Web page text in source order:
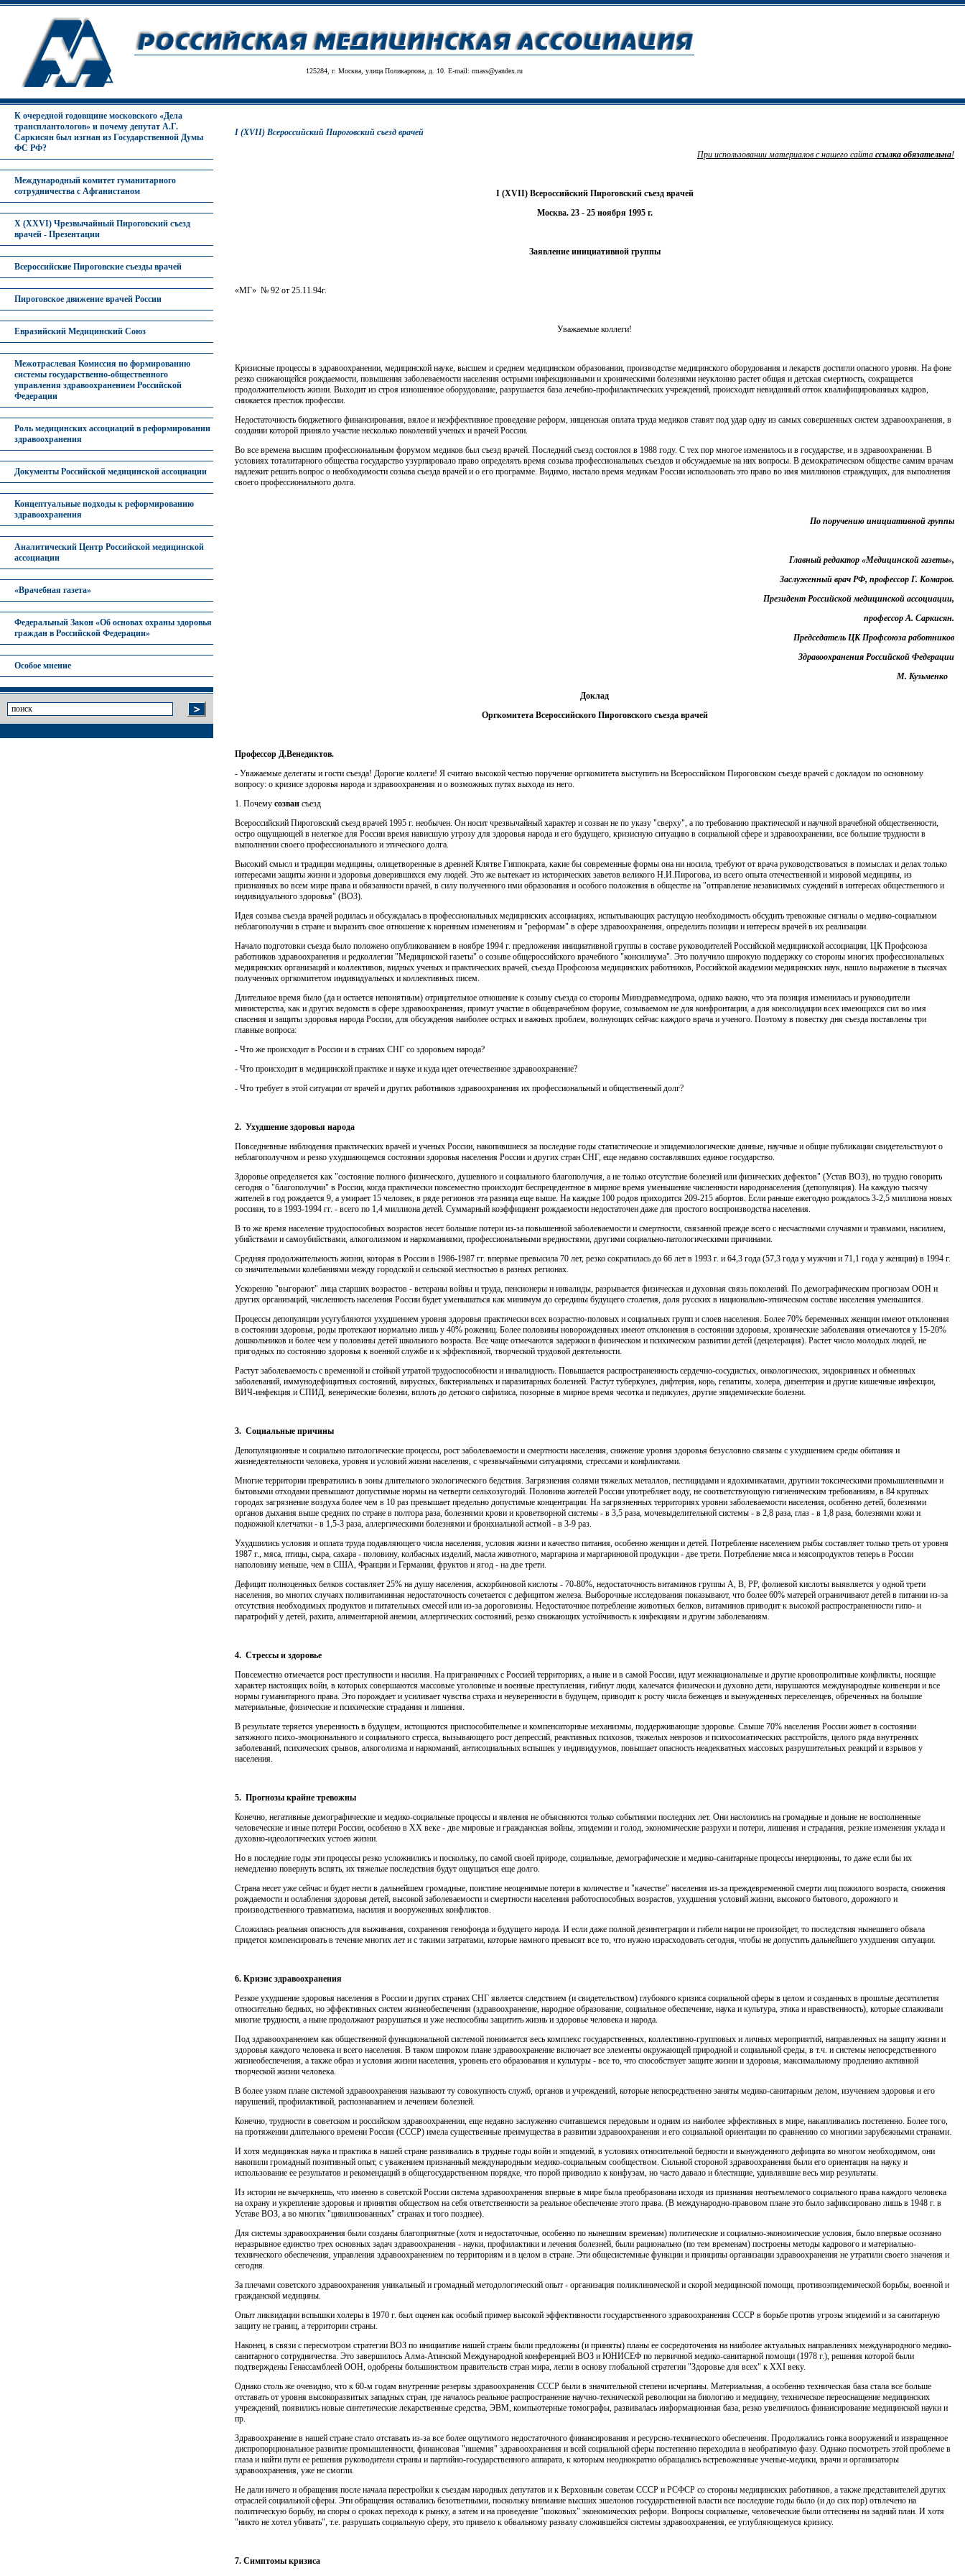
125284, г. Москва, улица Поликарпова, д. 10. E-mail: rmass@yandex.ru
К очередной годовщине московского «Дела
трансплантологов» и почему депутат А.Г.
Саркисян был изгнан из Государственной Думы
ФС РФ?
Международный комитет гуманитарного
сотрудничества с Афганистаном
X (XXVI) Чрезвычайный Пироговский съезд
врачей - Презентации
Всероссийские Пироговские съезды врачей
Пироговское движение врачей России
Евразийский Медицинский Союз
Межотраслевая Комиссия по формированию
системы государственно-общественного
управления здравоохранением Российской
Федерации
Роль медицинских ассоциаций в реформировании
здравоохранения
Документы Российской медицинской ассоциации
Концептуальные подходы к реформированию
здравоохранения
Аналитический Центр Российской медицинской
ассоциации
«Врачебная газета»
Федеральный Закон «Об основах охраны здоровья
граждан в Российской Федерации»
Особое мнение
I (XVII) Всероссийский Пироговский съезд врачей
При использовании материалов с нашего сайта ссылка обязательна!
I(XVII) Всероссийский Пироговский съезд врачей
Москва. 23 - 25 ноября 1995 г.
Заявление инициативной группы
«МГ» № 92 от 25.11.94г.
Уважаемые коллеги!
Кризисные процессы в здравоохранении, медицинской науке, высшем и среднем медицинском образовании, производстве медицинского оборудования и лекарств достигли опасного уровня. На фоне
резко снижающейся рождаемости, повышения заболеваемости населения острыми инфекционными и хроническими болезнями неуклонно растет общая и детская смертность, сокращается
продолжительность жизни. Выходит из строя изношенное оборудование, разрушается база лечебно-профилактических учреждений, происходит невиданный отток квалифицированных кадров,
снижается престиж профессии.
Недостаточность бюджетного финансирования, вялое и неэффективное проведение реформ, нищенская оплата труда медиков ставят под удар одну из самых совершенных систем здравоохранения, в
создании которой приняло участие несколько поколений ученых и врачей России.
Во все времена высшим профессиональным форумом медиков был съезд врачей. Последний съезд состоялся в 1988 году. С тех пор многое изменилось и в государстве, и в здравоохранении. В
условиях тоталитарного общества государство узурпировало право определять время созыва профессиональных съездов и обсуждаемые на них вопросы. В демократическом обществе самим врачам
надлежит решить вопрос о необходимости созыва съезда врачей и о его программе. Видимо, настало время медикам России использовать это право во имя миллионов страждущих, для выполнения
своего профессионального долга.
По поручению инициативной группы
Главный редактор «Медицинской газеты»,
Заслуженный врач РФ, профессор Г. Комаров.
Президент Российской медицинской ассоциации,
профессор А. Саркисян.
Председатель ЦК Профсоюза работников
Здравоохранения Российской Федерации
М. Кузьменко
Доклад
Оргкомитета Всероссийского Пироговского съезда врачей
Профессор Д.Венедиктов.
- Уважаемые делегаты и гости съезда! Дорогие коллеги! Я считаю высокой честью поручение оргкомитета выступить на Всероссийском Пироговском съезде врачей с док­ладом по основному
вопросу: о кризисе здоровья народа и здравоохранения и о возмож­ных путях выхода из него.
1. Почему созван съезд
Всероссийский Пироговский съезд врачей 1995 г. необычен. Он носит чрезвычайный характер и созван не по указу "сверху", а по требованию практической и научной вра­чебной общественности,
остро ощущающей в нелегкое для России время нависшую уг­розу для здоровья народа и его будущего, кризисную ситуацию в социальной сфере и здравоохранении, все большие трудности в
выполнении своего профессионального и этического долга.
Высокий смысл и традиции медицины, олицетворенные в древней Клятве Гиппокра­та, какие бы современные формы она ни носила, требуют от врача руководствоваться в помыслах и делах только
интересами защиты жизни и здоровья доверившихся ему людей. Это же вытекает из исторических заветов великого Н.И.Пирогова, из всего опыта отечественной и мировой медицины, из
признанных во всем мире права и обязанности врачей, в силу полученного ими образования и особого положения в обществе на "от­правление независимых суждений в интересах общественного и
индивидуального здоро­вья" (ВОЗ).
Идея созыва съезда врачей родилась и обсуждалась в профессиональных медицинских ассоциациях, испытывающих растущую необходимость обсудить тревожные сигналы о медико-социальном
неблагополучии в стране и выразить свое отношение к коренным изменениям и "реформам" в сфере здравоохранения, определить позиции и интересы врачей в их реализации.
Начало подготовки съезда было положено опубликованием в ноябре 1994 г. предложе­ния инициативной группы в составе руководителей Российской медицинской ассоциа­ции, ЦК Профсоюза
работников здравоохранения и редколлегии "Медицинской газе­ты" о созыве общероссийского врачебного "консилиума". Это получило широкую под­держку со стороны многих профессиональных
медицинских организаций и коллективов, видных ученых и практических врачей, съезда Профсоюза медицинских работников, Рос­сийской академии медицинских наук, нашло выражение в тысячах
полученных оргкоми­тетом индивидуальных и коллективных писем.
Длительное время было (да и остается непонятным) отрицательное отношение к со­зыву съезда со стороны Минздравмедпрома, однако важно, что эта позиция изменилась и руководители
министерства, как и других ведомств в сфере здравоохранения, примут участие в общеврачебном форуме, созываемом не для конфронтации, а для консолида­ции всех имеющихся сил во имя
спасения и защиты здоровья народа России, для обсуж­дения наиболее острых и важных проблем, волнующих сейчас каждого врача и ученого. Поэтому в повестку дня съезда поставлены три
главные вопроса:
- Что же происходит в России и в странах СНГ со здоровьем народа?
- Что происходит в медицинской практике и науке и куда идет отечественное здраво­охранение?
- Что требует в этой ситуации от врачей и других работников здравоохранения их профессиональный и общественный долг?
2. Ухудшение здоровья народа
Повседневные наблюдения практических врачей и ученых России, накопившиеся за последние годы статистические и эпидемиологические данные, научные и общие публи­кации свидетельствуют о
неблагополучном и резко ухудшающемся состоянии здоровья населения России и других стран СНГ, еще недавно составлявших единое государство.
Здоровье определяется как "состояние полного физического, душевного и социально­го благополучия, а не только отсутствие болезней или физических дефектов" (Устав ВОЗ), но трудно говорить
сегодня о "благополучии" в России, когда практически повсеместно происходит беспрецедентное в мирное время уменьшение численности народонаселения (депопуляция). На каждую тысячу
жителей в год рождается 9, а умирает 15 человек, в ряде регионов эта разница еще выше. На каждые 100 родов приходится 209-215 абортов. Если раньше ежегодно рождалось 3-2,5 миллиона новых
россиян, то в 1993-1994 гг. - всего по 1,4 миллиона детей. Суммарный коэффициент рождаемости недостаточен даже для про­стого воспроизводства населения.
В то же время население трудоспособных возрастов несет большие потери из-за повы­шенной заболеваемости и смертности, связанной прежде всего с несчастными случаями и травмами, насилием,
убийствами и самоубийствами, алкоголизмом и наркоманиями, профессиональными вредностями, другими социально-патологическими причинами.
Средняя продолжительность жизни, которая в России в 1986-1987 гг. впервые превы­сила 70 лет, резко сократилась до 66 лет в 1993 г. и 64,3 года (57,3 года у мужчин и 71,1 года у женщин) в 1994 г.
со значительными колебаниями между городской и сельской местностью в разных регионах.
Ускоренно "выгорают" лица старших возрастов - ветераны войны и труда, пенсионе­ры и инвалиды, разрывается физическая и духовная связь поколений. По демографичес­ким прогнозам ООН и
других организаций, численность населения России будет умень­шаться как минимум до середины будущего столетия, доля русских в национально-этническом составе населения уменьшится.
Процессы депопуляции усугубляются ухудшением уровня здоровья практически всех возрастно-половых и социальных групп и слоев населения. Более 70% беременных жен­щин имеют отклонения
в состоянии здоровья, роды протекают нормально лишь у 40% рожениц. Более половины новорожденных имеют отклонения в состоянии здоровья, хро­нические заболевания отмечаются у 15-20%
дошкольников и более чем у половины детей школьного возраста. Все чаще отмечаются задержки в физическом и психическом разви­тии детей (децелерация). Растет число молодых людей, не
пригодных по состоянию здоро­вья к военной службе и к эффективной, творческой трудовой деятельности.
Растут заболеваемость с временной и стойкой утратой трудоспособности и инвалид­ность. Повышается распространенность сердечно-сосудистых, онкологических, эндок­ринных и обменных
заболеваний, иммунодефицитных состояний, вирусных, бактери­альных и паразитарных болезней. Растут туберкулез, дифтерия, корь, гепатиты, холера, дизентерия и другие кишечные инфекции,
ВИЧ-инфекция и СПИД, венерические бо­лезни, вплоть до детского сифилиса, позорные в мирное время чесотка и педикулез, другие эпидемические болезни.
3. Социальные причины
Депопуляционные и социально патологические процессы, рост заболеваемости и смер­тности населения, снижение уровня здоровья безусловно связаны с ухудшением среды обитания и
жизнедеятельности человека, уровня и условий жизни населения, с чрезвычайными ситуациями, стрессами и конфликтами.
Многие территории превратились в зоны длительного экологического бедствия. Заг­рязнения солями тяжелых металлов, пестицидами и ядохимикатами, другими токсичес­кими промышленными и
бытовыми отходами превышают допустимые нормы на четвер­ти сельхозугодий. Половина жителей России употребляет воду, не соответствующую ги­гиеническим требованиям, в 84 крупных
городах загрязнение воздуха более чем в 10 раз превышает предельно допустимые концентрации. На загрязненных территориях уровни заболеваемости населения, особенно детей, болезнями
органов дыхания выше средних по стране в полтора раза, болезнями крови и кроветворной системы - в 3,5 раза, мочевыделительной системы - в 2,8 раза, глаз - в 1,8 раза, болезнями кожи и
подкожной клет­чатки - в 1,5-3 раза, аллергическими болезнями и бронхиальной астмой - в 3-9 раз.
Ухудшились условия и оплата труда подавляющего числа населения, условия жизни и качество питания, особенно женщин и детей. Потребление населением рыбы составляет только треть от уровня
1987 г., мяса, птицы, сыра, сахара - половину, колбасных изде­лий, масла животного, маргарина и маргариновой продукции - две трети. Потребление мяса и мясопродуктов теперь в России
наполовину меньше, чем в США, Франции и Германии, фруктов и ягод - на две трети.
Дефицит полноценных белков составляет 25% на душу населения, аскорбиновой кис­лоты - 70-80%, недостаточность витаминов группы А, В, РР, фолиевой кислоты выявля­ется у одной трети
населения, во многих случаях поливитаминная недостаточность соче­тается с дефицитом железа. Выборочные исследования показывают, что более 60% мате­рей ограничивают детей в питании из-за
отсутствия необходимых продуктов и питатель­ных смесей или из-за дороговизны. Недостаточное потребление животных белков, вита­минов приводит к высокой распространенности гипо- и
паратрофий у детей, рахита, алиментарной анемии, аллергических состояний, резко снижающих устойчивость к ин­фекциям и другим заболеваниям.
4. Стрессы и здоровье
Повсеместно отмечается рост преступности и насилия. На приграничных с Россией территориях, а ныне и в самой России, идут межнациональные и другие кровопролитные конфликты, носящие
характер настоящих войн, в которых совершаются массовые уго­ловные и военные преступления, гибнут люди, калечатся физически и духовно дети, нарушаются международные конвенции и все
нормы гуманитарного права. Это порожда­ет и усиливает чувства страха и неуверенности в будущем, приводит к росту числа бежен­цев и вынужденных переселенцев, обреченных на большие
материальные, физические и психические страдания и лишения.
В результате теряется уверенность в будущем, истощаются приспособительные и ком­пенсаторные механизмы, поддерживающие здоровье. Свыше 70% населения России жи­вет в состоянии
затяжного психо-эмоционального и социального стресса, вызывающего рост депрессий, реактивных психозов, тяжелых неврозов и психосоматических расстройств, целого ряда внутренних
заболеваний, психических срывов, алкоголизма и наркоманий, антисоциальных вспышек у индивидуумов, повышает опасность неадекватных массовых разрушительных реакций и взрывов у
населения.
5. Прогнозы крайне тревожны
Конечно, негативные демографические и медико-социальные процессы и явления не объясняются только событиями последних лет. Они наслоились на громадные и доныне не восполненные
человеческие и иные потери России, особенно в XX веке - две мировые и гражданская войны, эпидемии и голод, экономические разрухи и потери, лишения и страдания, резкие изменения уклада и
духовно-идеологических устоев жизни.
Но в последние годы эти процессы резко усложнились и поскольку, по самой своей природе, социальные, демографические и медико-санитарные процессы инерционны, то даже если бы их
немедленно повернуть вспять, их тяжелые последствия будут ощущаться еще долго.
Страна несет уже сейчас и будет нести в дальнейшем громадные, поистине неоцени­мые потери в количестве и "качестве" населения из-за преждевременной смерти лиц пожилого возраста, снижения
рождаемости и ослабления здоровья детей, высокой забо­леваемости и смертности населения работоспособных возрастов, ухудшения условий жизни, высокого бытового, дорожного и
производственного травматизма, насилия и вооружен­ных конфликтов.
Сложилась реальная опасность для выживания, сохранения генофонда и будущего народа. И если даже полной дезинтеграции и гибели нации не произойдет, то последствия нынешнего обвала
придется компенсировать в течение многих лет и с такими затратами, которые намного превысят все то, что нужно израсходовать сегодня, чтобы не допус­тить дальнейшего ухудшения ситуации.
6. Кризис здравоохранения
Резкое ухудшение здоровья населения в России и других странах СНГ является след­ствием (и свидетельством) глубокого кризиса социальной сферы в целом и созданных в прошлые десятилетия
относительно бедных, но эффективных систем жизнеобеспечения (здравоохранение, народное образование, социальное обеспечение, наука и культура, этика и нравственность), которые сглаживали
многие трудности, а ныне продолжают разрушаться и уже неспособны защитить жизнь и здоровье человека и народа.
Под здравоохранением как общественной функциональной системой понимается весь комплекс государственных, коллективно-групповых и личных мероприятий, направ­ленных на защиту жизни и
здоровья каждого человека и всего населения. В таком широ­ком плане здравоохранение включает все элементы окружающей природной и социаль­ной среды, в т.ч. и системы непосредственного
жизнеобеспечения, а также образ и усло­вия жизни населения, уровень его образования и культуры - все то, что способствует защите жизни и здоровья, максимальному продлению активной
творческой жизни чело­века.
В более узком плане системой здравоохранения называют ту совокупность служб, органов и учреждений, которые непосредственно заняты медико-санитарным делом, изу­чением здоровья и его
нарушений, профилактикой, распознаванием и лечением болез­ней.
Конечно, трудности в советском и российском здравоохранении, еще недавно заслу­женно считавшемся передовым и одним из наиболее эффективных в мире, накаплива­лись постепенно. Более того,
на протяжении длительного времени Россия (СССР) имела существенные преимущества в развитии здравоохранения и его социальной ориентации по сравнению со многими зарубежными странами.
И хотя медицинская наука и практика в нашей стране развивались в трудные годы войн и эпидемий, в условиях относительной бедности и вынужденного дефицита во многом необходимом, они
накопили громадный позитивный опыт, с уважением при­знанный международным медико-социальным сообществом. Сильной стороной здраво­охранения были его ориентация на науку и
использование ее результатов и рекоменда­ций в общегосударственном порядке, что порой приводило к конфузам, но часто давало и блестящие, удивлявшие весь мир результаты.
Из истории не вычеркнешь, что именно в советской России система здравоохранения впервые в мире была преобразована исходя из признания неотъемлемого социального права каждого человека
на охрану и укрепление здоровья и принятия обществом на себя ответственности за реальное обеспечение этого права. (В международно-правовом плане это было зафиксировано лишь в 1948 г. в
Уставе ВОЗ, а во многих "цивилизованных" странах и того позднее).
Для системы здравоохранения были созданы благоприятные (хотя и недостаточные, особенно по нынешним временам) политические и социально-экономические условия, было впервые осознано
неразрывное единство трех основных задач здравоохранения - науки, профилактики и лечения болезней, были рационально (по тем временам) пост­роены методы кадрового и материально-
технического обеспечения, управления здраво­охранением по территориям и в целом в стране. Эти общесистемные функции и принци­пы организации здравоохранения не утратили своего значения и
сегодня.
За плечами советского здравоохранения уникальный и громадный методологический опыт - организация поликлинической и скорой медицинской помощи, противоэпидемической борьбы, военной и
гражданской медицины.
Опыт ликвидации вспышки холеры в 1970 г. был оценен как особый пример высокой эффективности государственного здравоохранения СССР в борьбе против угрозы эпиде­мий и за санитарную
защиту не границ, а территории страны.
Наконец, в связи с пересмотром стратегии ВОЗ по инициативе нашей страны были предложены (и приняты) планы ее сосредоточения на наиболее актуальных направлени­ях международного медико-
санитарного сотрудничества. Это завершилось Алма-Атинс­кой Международной конференцией ВОЗ и ЮНИСЕФ по первичной медико-санитарной помощи (1978 г.), решения которой были
подтверждены Генассамблеей ООН, одобрены большинством правительств стран мира, легли в основу глобальной стратегии "Здоровье для всех" к XXI веку.
Однако столь же очевидно, что к 60-м годам внутренние резервы здравоохранения СССР были в значительной степени исчерпаны. Материальная, а особенно техническая база стала все больше
отставать от уровня высокоразвитых западных стран, где началось реальное распространение научно-технической революции на биологию и медицину, тех­ническое переоснащение медицинских
учреждений, появились новые синтетические ле­карственные средства, ЭВМ, компьютерные томографы, развивалась информационная база, резко увеличилось финансирование медицинской науки и
пр.
Здравоохранение в нашей стране стало отставать из-за все более ощутимого недоста­точного финансирования и ресурсно-технического обеспечения. Продолжались гонка во­оружений и извращенное
диспропорциональное развитие промышленности, финансовая "ишемия" здравоохранения и всей социальной сферы постепенно переходила в необрати­мую фазу. Однако посмотреть этой проблеме в
глаза и найти пути ее решения руководи­тели страны и партийно-государственного аппарата, к которым неоднократно обраща­лись встревоженные ученые-медики, врачи и организаторы
здравоохранения, уже не смогли.
Не дали ничего и обращения после начала перестройки к съездам народных депутатов и к Верховным советам СССР и РСФСР со стороны медицинских работников, а также представителей других
отраслей социальной сферы. Эти обращения оставались безответ­ными, поскольку внимание высших эшелонов государственной власти все последние годы было (и до сих пор) отвлечено на
политическую борьбу, на споры о сроках перехода к рынку, а затем и на проведение "шоковых" экономических реформ. Вопросы соци­альные, человеческие были оттеснены на задний план. И хотя
"никто не хотел убивать", т.е. разрушать социальную сферу, это привело к обвальному развалу сложившейся систе­мы здравоохранения, ее углубляющемуся кризису.
7. Симптомы кризиса